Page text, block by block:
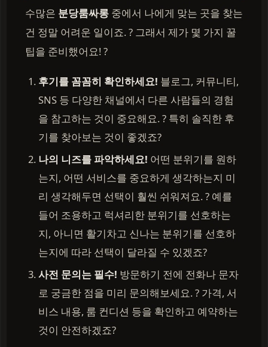
수많은 분당룸싸롱 중에서 나에게 맞는 곳을 찾는
건 정말 어려운 일이죠. ? 그래서 제가 몇 가지 꿀
팁을 준비했어요! ?
후기를 꼼꼼히 확인하세요! 블로그, 커뮤니티,
SNS 등 다양한 채널에서 다른 사람들의 경험
을 참고하는 것이 중요해요. ? 특히 솔직한 후
기를 찾아보는 것이 좋겠죠?
나의 니즈를 파악하세요! 어떤 분위기를 원하
는지, 어떤 서비스를 중요하게 생각하는지 미
리 생각해두면 선택이 훨씬 쉬워져요. ? 예를
들어 조용하고 럭셔리한 분위기를 선호하는
지, 아니면 활기차고 신나는 분위기를 선호하
는지에 따라 선택이 달라질 수 있겠죠?
사전 문의는 필수! 방문하기 전에 전화나 문자
로 궁금한 점을 미리 문의해보세요. ? 가격, 서
비스 내용, 룸 컨디션 등을 확인하고 예약하는
것이 안전하겠죠?